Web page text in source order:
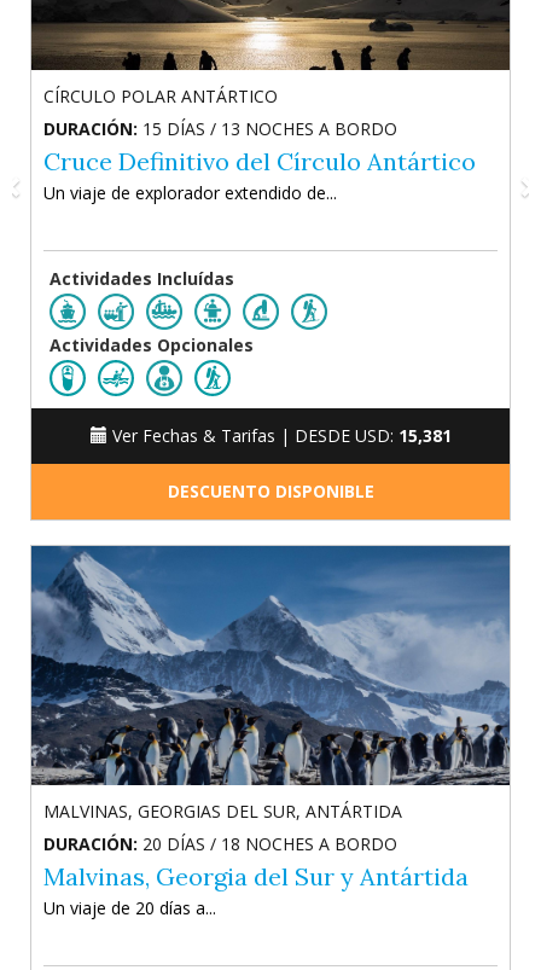
CÍRCULO POLAR ANTÁRTICO
DURACIÓN: 15 DÍAS / 13 NOCHES A BORDO
Cruce Definitivo del Círculo Antártico
Un viaje de explorador extendido de...
Actividades Incluídas
Actividades Opcionales
Ver Fechas & Tarifas | DESDE USD: 15,381
DESCUENTO DISPONIBLE
MALVINAS, GEORGIAS DEL SUR, ANTÁRTIDA
DURACIÓN: 20 DÍAS / 18 NOCHES A BORDO
Malvinas, Georgia del Sur y Antártida
Un viaje de 20 días a...
PENÍNSULA ANTÁRTICA
DURACIÓN: 12 DÍAS / 10 NOCHES A BORDO
Península Antártica: El Viaje Clásico
Un clásico viaje de 12 días...
Actividades Incluídas
Actividades Opcionales
Ver Fechas & Tarifas | DESDE USD: 11,301
DESCUENTO DISPONIBLE